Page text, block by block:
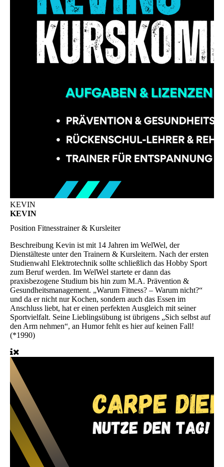
KEVIN
KEVIN
Position Fitnesstrainer & Kursleiter
Beschreibung Kevin ist mit 14 Jahren im WelWel, der
Dienstälteste unter den Trainern & Kursleitern. Nach der ersten
Studienwahl Elektrotechnik sollte schließlich das Hobby Sport
zum Beruf werden. Im WelWel startete er dann das
praxisbezogene Studium bis hin zum M.A. Prävention &
Gesundheitsmanagement. „Warum Fitness? – Warum nicht?“
und da er nicht nur Kochen, sondern auch das Essen im
Anschluss liebt, hat er einen perfekten Ausgleich mit seiner
Sportvielfalt. Seine Lieblingsübung ist übrigens „Sich selbst auf
den Arm nehmen“, an Humor fehlt es hier auf keinen Fall!
(*1990)